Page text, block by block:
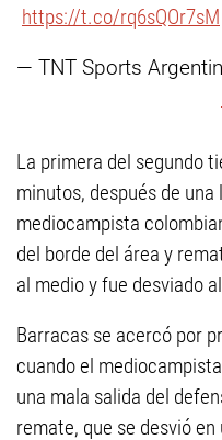
https://t.co/rq6sQOr7sM
— TNT Sports
La primera del segundo
minutos, después de
mediocampista
del borde del área y
al medio y fue desviado
Barracas se acercó por
cuando el
una mala salida del
remate, que se desvió